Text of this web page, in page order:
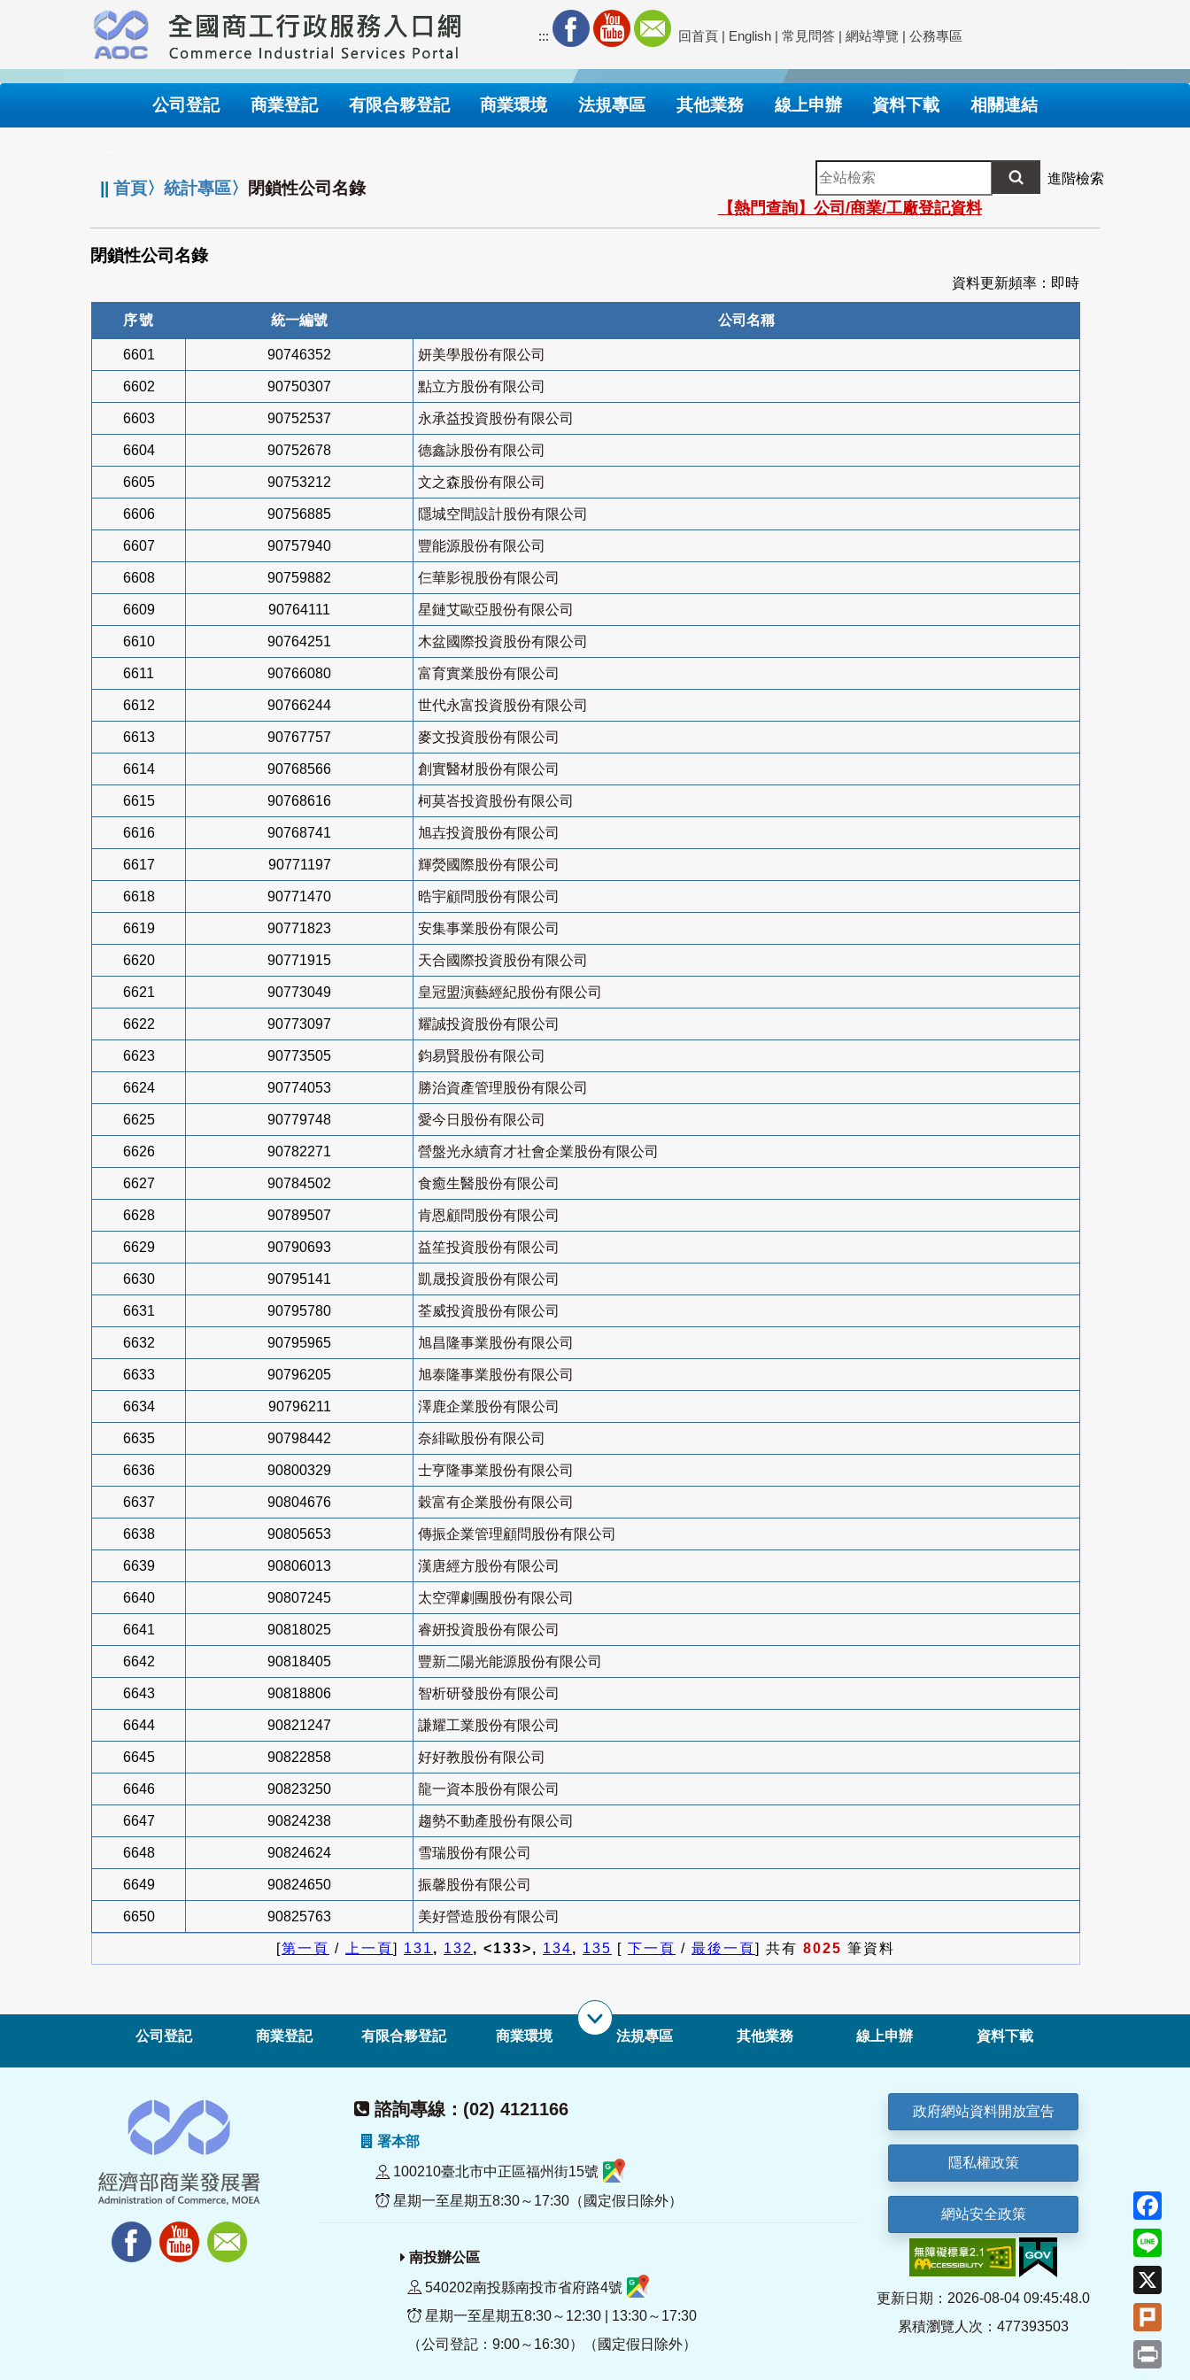
要
內
::: 回首頁 | English | 常見問答 | 網站導覽 | 公務專區
公司登記 商業登記 有限合夥登記 商業環境 法規專區 其他業務 線上申辦 資料下載 相關連結
||首頁〉統計專區〉 閉鎖性公司名錄
全
站
檢
索
進階檢索
【熱門查詢】公司/商業/工廠登記資料
閉鎖性公司名錄
資料更新頻率：即時
序號 統一編號 公司名稱
6601 90746352 妍美學股份有限公司
6602 90750307 點立方股份有限公司
6603 90752537 永承益投資股份有限公司
6604 90752678 德鑫詠股份有限公司
6605 90753212 文之森股份有限公司
6606 90756885 隱城空間設計股份有限公司
6607 90757940 豐能源股份有限公司
6608 90759882 仨華影視股份有限公司
6609 90764111 星鏈艾歐亞股份有限公司
6610 90764251 木盆國際投資股份有限公司
6611 90766080 富育實業股份有限公司
6612 90766244 世代永富投資股份有限公司
6613 90767757 麥文投資股份有限公司
6614 90768566 創實醫材股份有限公司
6615 90768616 柯莫峇投資股份有限公司
6616 90768741 旭壵投資股份有限公司
6617 90771197 輝熒國際股份有限公司
6618 90771470 晧宇顧問股份有限公司
6619 90771823 安集事業股份有限公司
6620 90771915 天合國際投資股份有限公司
6621 90773049 皇冠盟演藝經紀股份有限公司
6622 90773097 耀誠投資股份有限公司
6623 90773505 鈞易賢股份有限公司
6624 90774053 勝治資產管理股份有限公司
6625 90779748 愛今日股份有限公司
6626 90782271 營盤光永續育才社會企業股份有限公司
6627 90784502 食癒生醫股份有限公司
6628 90789507 肯恩顧問股份有限公司
6629 90790693 益笙投資股份有限公司
6630 90795141 凱晟投資股份有限公司
6631 90795780 荃威投資股份有限公司
6632 90795965 旭昌隆事業股份有限公司
6633 90796205 旭泰隆事業股份有限公司
6634 90796211 澤鹿企業股份有限公司
6635 90798442 奈緋歐股份有限公司
6636 90800329 士亨隆事業股份有限公司
6637 90804676 穀富有企業股份有限公司
6638 90805653 傳振企業管理顧問股份有限公司
6639 90806013 漢唐經方股份有限公司
6640 90807245 太空彈劇團股份有限公司
6641 90818025 睿妍投資股份有限公司
6642 90818405 豐新二陽光能源股份有限公司
6643 90818806 智析研發股份有限公司
6644 90821247 謙耀工業股份有限公司
6645 90822858 好好教股份有限公司
6646 90823250 龍一資本股份有限公司
6647 90824238 趨勢不動產股份有限公司
6648 90824624 雪瑞股份有限公司
6649 90824650 振馨股份有限公司
6650 90825763 美好營造股份有限公司
[第一頁 / 上一頁] 131, 132, <133>, 134, 135 [ 下一頁 / 最後一頁] 共有 8025 筆資料
公司登記 商業登記 有限合夥登記 商業環境 法規專區 其他業務 線上申辦 資料下載
諮詢專線：(02) 4121166
署本部
100210臺北市中正區福州街15號
星期一至星期五8:30～17:30（國定假日除外）
南投辦公區
540202南投縣南投市省府路4號
星期一至星期五8:30～12:30 | 13:30～17:30
（公司登記：9:00～16:30）（國定假日除外）
政府網站資料開放宣告
隱私權政策
網站安全政策
更新日期：2026-08-04 09:45:48.0
累積瀏覽人次：477393503